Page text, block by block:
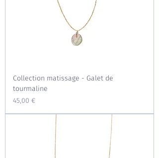
Collection matissage - Galet de
tourmaline
Prix
45,00 €